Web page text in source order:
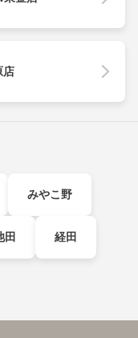
店
みやこ野
田 経田